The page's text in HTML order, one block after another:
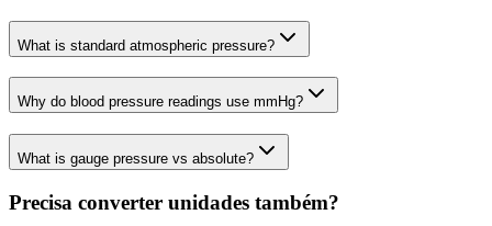
What is standard atmospheric pressure?
Why do blood pressure readings use mmHg?
What is gauge pressure vs absolute?
Precisa converter unidades também?